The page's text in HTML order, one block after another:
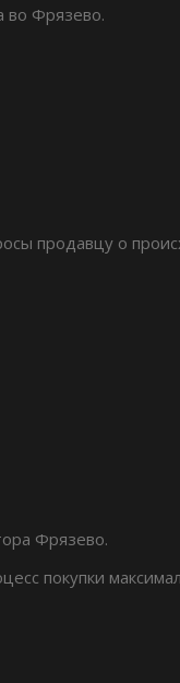
во Фрязево.
продавцу о
Фрязево.
покупки